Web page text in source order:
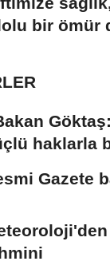
bir ömür
haklarla
Gazete